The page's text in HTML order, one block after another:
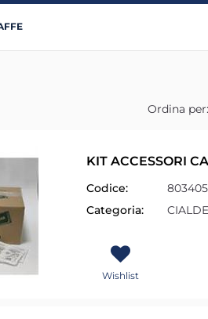
Ordina per:
KIT ACCESSORI
Codice:
Categoria:
Wishlist